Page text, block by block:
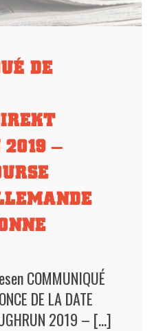
DE
2019 –
COMMUNIQUÉ
DE LA DATE
2019 – [...]